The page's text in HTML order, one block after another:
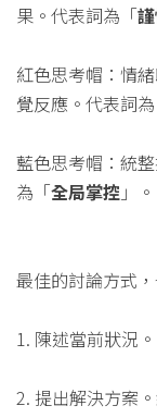
果。代表詞為「
紅色思考帽：情
覺反應。代表詞
藍色思考帽：統
為「全局掌控 」。
最佳的討論方式
1. 陳述當前狀況
2. 提出解決方案